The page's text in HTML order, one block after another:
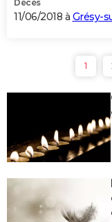
Décès
11/06/2018 à Grésy-
1